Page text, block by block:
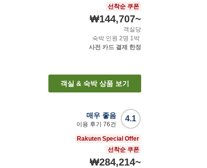
선착순 쿠폰
₩144,707~
객실당
숙박 인원 2명 1 박
사전 카드 결제 한정
객실 & 숙박 상품 보기
4.1
매우 좋음
이용 후기 76건
Rakuten Special Offer
선착순 쿠폰
₩284,214~